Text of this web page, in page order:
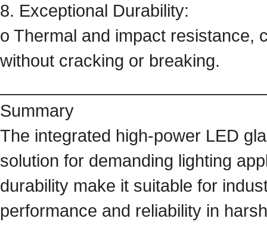
8. Exceptional Durability:
o Thermal and impact resistance,
without cracking or breaking.
Summary
The integrated high-power LED
solution for demanding lighting
durability make it suitable for
performance and reliability in